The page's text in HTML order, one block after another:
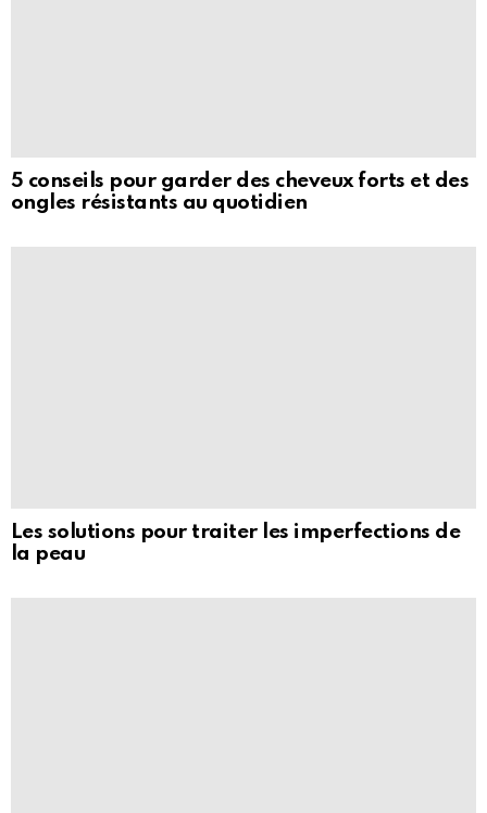
5 conseils pour garder des cheveux forts et des
ongles résistants au quotidien
Les solutions pour traiter les imperfections de
la peau